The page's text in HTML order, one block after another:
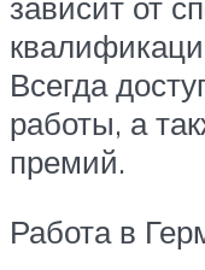
Всегда
работы, а
премий.
Работа в